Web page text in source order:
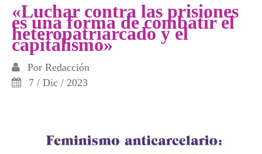
«Luchar contra las prisiones
es una forma de combatir el
heteropatriarcado y el
capitalismo»
Por Redacción
7 / Dic / 2023